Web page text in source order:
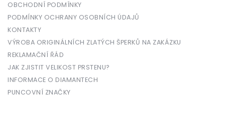
OBCHODNÍ PODMÍNKY
PODMÍNKY OCHRANY OSOBNÍCH ÚDAJŮ
KONTAKTY
VÝROBA ORIGINÁLNÍCH ZLATÝCH ŠPERKŮ NA ZAKÁZKU
REKLAMAČNÍ ŘÁD
JAK ZJISTIT VELIKOST PRSTENU?
INFORMACE O DIAMANTECH
PUNCOVNÍ ZNAČKY